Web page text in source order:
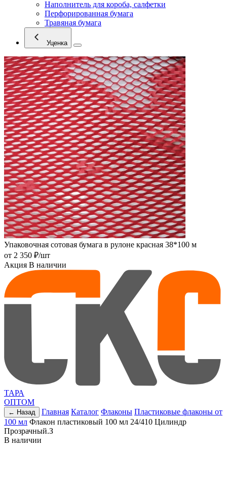
Наполнитель для короба, салфетки
Перфорированная бумага
Травяная бумага
Уценка
Упаковочная сотовая бумага в рулоне красная 38*100 м
от 2 350 ₽/шт
Акция В наличии
ТАРА
ОПТОМ
← Назад Главная Каталог Флаконы Пластиковые флаконы от
100 мл Флакон пластиковый 100 мл 24/410 Цилиндр
Прозрачный.З
В наличии